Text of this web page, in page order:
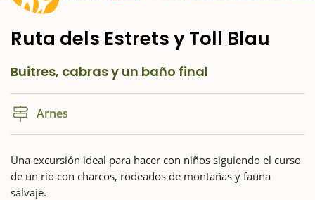
Ruta dels Estrets y Toll Blau
Buitres, cabras y un baño final
Arnes
Una excursión ideal para hacer con niños siguiendo el curso
de un río con charcos, rodeados de montañas y fauna
salvaje.